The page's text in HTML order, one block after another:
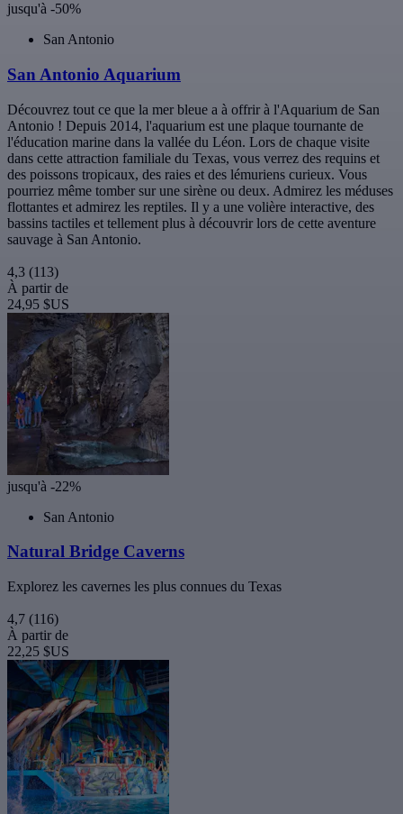
jusqu'à -50%
San Antonio
San Antonio Aquarium
Découvrez tout ce que la mer bleue a à offrir à l'Aquarium de San
Antonio ! Depuis 2014, l'aquarium est une plaque tournante de
l'éducation marine dans la vallée du Léon. Lors de chaque visite
dans cette attraction familiale du Texas, vous verrez des requins et
des poissons tropicaux, des raies et des lémuriens curieux. Vous
pourriez même tomber sur une sirène ou deux. Admirez les méduses
flottantes et admirez les reptiles. Il y a une volière interactive, des
bassins tactiles et tellement plus à découvrir lors de cette aventure
sauvage à San Antonio.
4,3 (113)
À partir de
24,95 $US
jusqu'à -22%
San Antonio
Natural Bridge Caverns
Explorez les cavernes les plus connues du Texas
4,7 (116)
À partir de
22,25 $US